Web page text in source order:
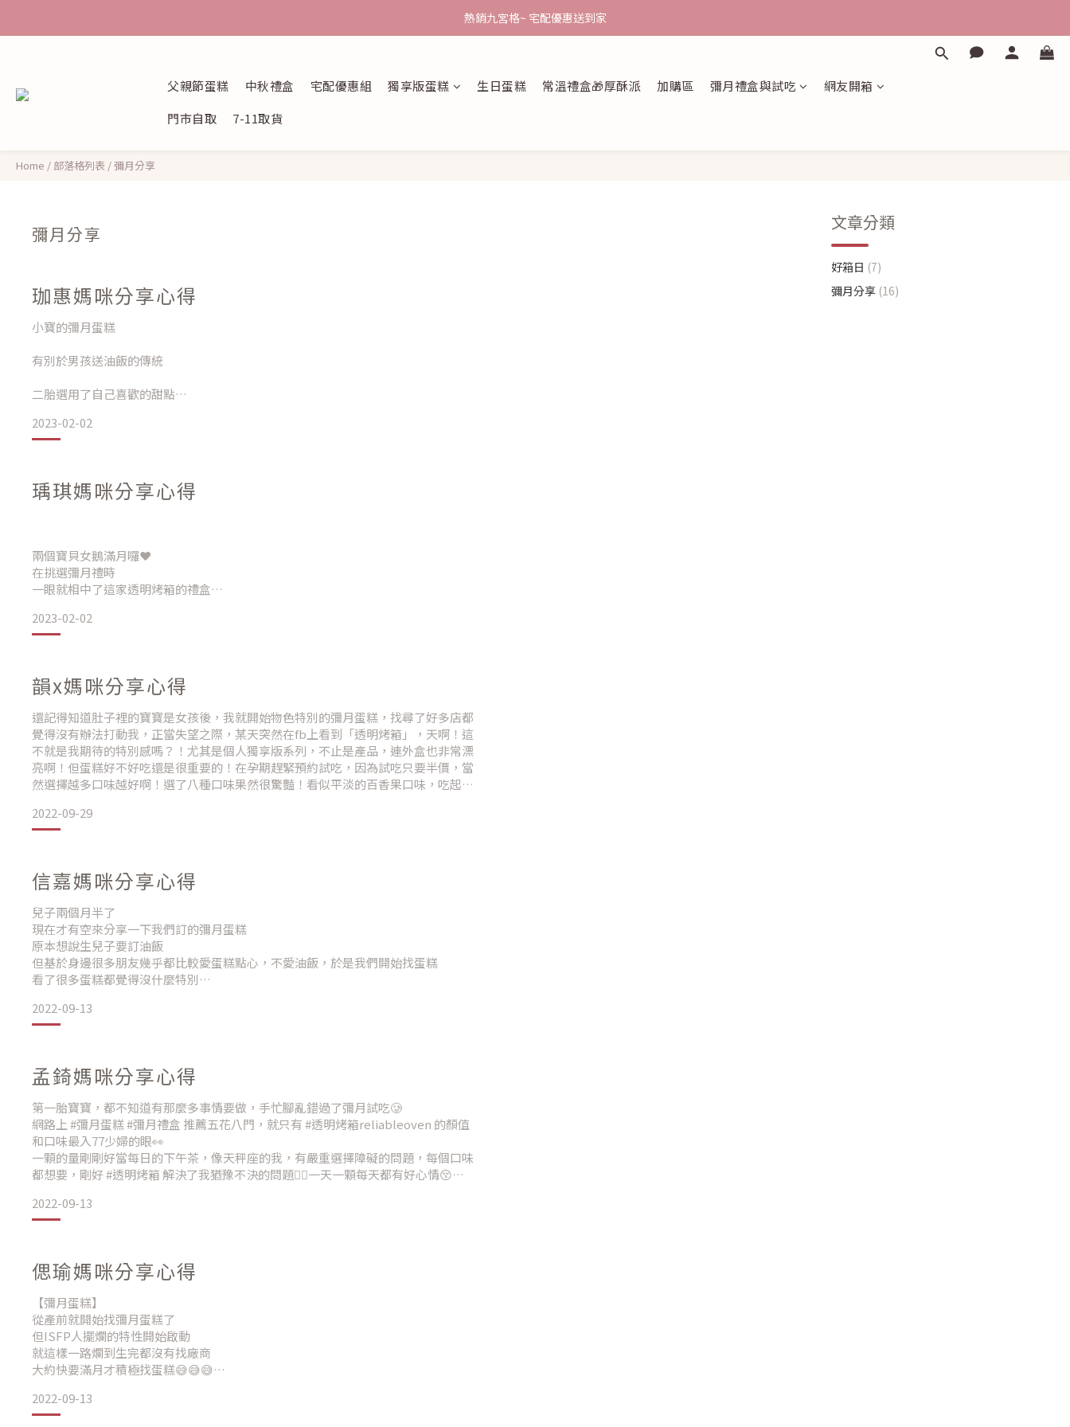
熱銷九宮格~ 宅配優惠送到家
熱銷九宮格~ 宅配優惠送到家
【父親節蛋糕】專屬爸爸的清爽美味，7/31前享 9 折早鳥禮遇
父親節蛋糕 中秋禮盒 宅配優惠組 獨享版蛋糕 生日蛋糕 常溫禮盒🎁厚酥派 加購區 彌月禮盒與試吃
網友開箱
門市自取
7-11取貨
Home / 部落格列表 /彌月分享
彌月分享
珈惠媽咪分享心得
小寶的彌月蛋糕
有別於男孩送油飯的傳統
二胎選用了自己喜歡的甜點
看見一家又一家的甜點店
且冷藏或常溫的選擇
也是當初最大的考量點
剛好又在住家不遠處
省去了甜點寄送上及保存的問題
而宅配也能指定送達時間十分便利
這就敲定了我們的彌月蛋糕—透明烤箱
綁上可愛的藍緞帶
整體簡雅又大方
上面的彌月小卡
2023-02-02
瑀琪媽咪分享心得
兩個寶貝女鵝滿月囉❤️
在挑選彌月禮時
一眼就相中了這家透明烤箱的禮盒
可以隨意搭配
不只包裝有質感，口味更是好吃
感謝店家協助
大推這間的彌月禮盒哦
#透明烤箱
#彌月禮盒
#彌月蛋糕
2023-02-02
韻x媽咪分享心得
還記得知道肚子裡的寶寶是女孩後，我就開始物色特別的彌月蛋糕，找尋了好多店都
覺得沒有辦法打動我，正當失望之際，某天突然在fb上看到「透明烤箱」，天啊！這
不就是我期待的特別感嗎？！尤其是個人獨享版系列，不止是產品，連外盒也非常漂
亮啊！但蛋糕好不好吃還是很重要的！在孕期趕緊預約試吃，因為試吃只要半價，當
然選擇越多口味越好啊！選了八種口味果然很驚豔！看似平淡的百香果口味，吃起來
選！經過一番評比之後我們選定了五種口味當彌月禮盒，分別
2022-09-29
信嘉媽咪分享心得
兒子兩個月半了
現在才有空來分享一下我們訂的彌月蛋糕
原本想說生兒子要訂油飯
但基於身邊很多朋友幾乎都比較愛蛋糕點心，不愛油飯，於是我們開始找蛋糕
看了很多蛋糕都覺得沒什麼特別
總共有12種口味的優格乳酪跟重乳酪
整個繽紛的色彩馬上吸引我跟先生想要吃的慾望
而且包裝外觀上也非常適合送禮
我們連試吃都沒有就直接網路上跟他們接洽下定
訂了一百多盒
而且口味請他
2022-09-13
孟錡媽咪分享心得
第一胎寶寶，都不知道有那麼多事情要做，手忙腳亂錯過了彌月試吃🥲
網路上 #彌月蛋糕 #彌月禮盒 推薦五花八門，就只有 #透明烤箱reliableoven 的顏值
和口味最入77少婦的眼👀
一顆的量剛剛好當每日的下午茶，像天秤座的我，有嚴重選擇障礙的問題，每個口味
都想要，剛好 #透明烤箱 解決了我猶豫不決的問題👍🏻一天一顆每天都有好心情😚
玫瑰紅茶口味、純粹玫莓口味都好多人誇獎，77特別選了一顆原味，其實基底原味乳
酪蛋糕做得夠綿密、夠香濃，上面搭配什麼口味我覺得都很加分
2022-09-13
偲瑜媽咪分享心得
【彌月蛋糕】
從產前就開始找彌月蛋糕了
但ISFP人擺爛的特性開始啟動
就這樣一路爛到生完都沒有找廠商
大約快要滿月才積極找蛋糕😅😅😅
在一堆蛋糕推薦裡面終於找到
2022-09-13
文章分類
好箱日 (7)
彌月分享 (16)